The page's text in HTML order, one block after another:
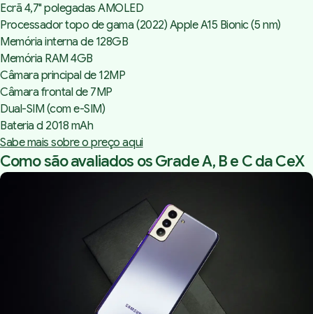
Ecrã 4,7" polegadas AMOLED
Processador topo de gama (2022) Apple A15 Bionic (5 nm)
Memória interna de 128GB
Memória RAM 4GB
Câmara principal de 12MP
Câmara frontal de 7MP
Dual-SIM (com e-SIM)
Bateria d 2018 mAh
Sabe mais sobre o preço aqui
Como são avaliados os Grade A, B e C da CeX